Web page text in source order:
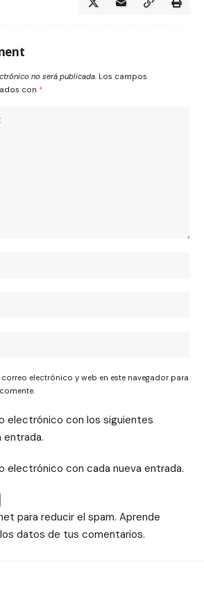
no será publicada. Los campos
con *
electrónico y web en este navegador para
electrónico con los siguientes
electrónico con cada nueva entrada.
para reducir el spam. Aprende
datos de tus comentarios.